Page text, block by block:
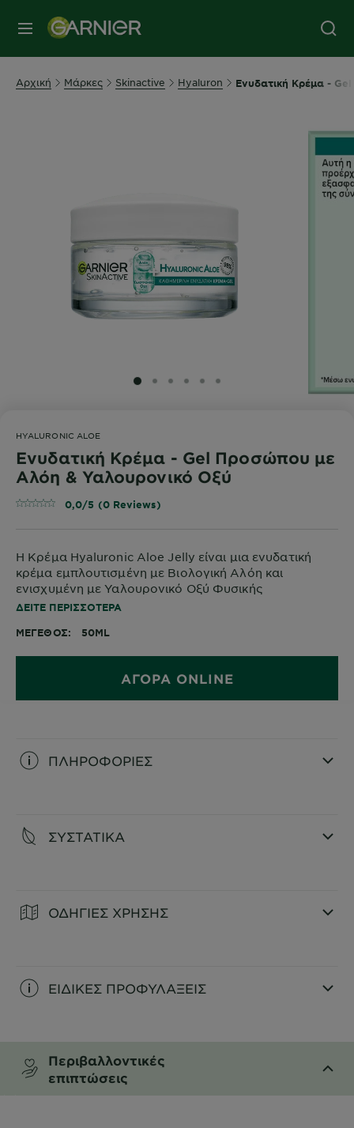
MENU
Αρχική Μάρκες Skinactive Hyaluron Ενυδατική Κρέμα -
SLIDE 1
SLIDE 2
SLIDE 3
SLIDE 4
SLIDE 5
SLIDE 6
HYALURONIC ALOE
Ενυδατική Κρέμα - Gel Προσώπου με
Αλόη & Υαλουρονικό Οξύ
0,0/5 (0 Reviews)
Η Κρέμα Hyaluronic Aloe Jelly είναι μια ενυδατική
κρέμα εμπλουτισμένη με Βιολογική Αλόη και
ενισχυμένη με Υαλουρονικό Οξύ Φυσικής
Προέλευσης. Χαρίζει 48ωρη ενυδάτωση*,
επιδερμίδα.
ΔΕΊΤΕ ΠΕΡΙΣΣΌΤΕΡΑ
ΜΈΓΕΘΟΣ
50ML
ΑΓΟΡΑ ONLINE
ΠΛΗΡΟΦΟΡΙΕΣ
ΣΥΣΤΑΤΙΚΑ
ΟΔΗΓΙΕΣ ΧΡΗΣΗΣ
ΕΙΔΙΚΕΣ ΠΡΟΦΥΛΑΞΕΙΣ
Περιβαλλοντικές
επιπτώσεις